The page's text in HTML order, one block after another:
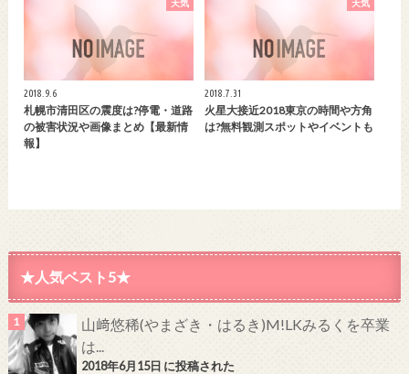
天気
2018.9.6
札幌市清田区の震度は?停電・道路
の被害状況や画像まとめ【最新情
報】
天気
2018.7.31
火星大接近2018東京の時間や方角
は?無料観測スポットやイベントも
★人気ベスト5★
山﨑悠稀(やまざき・はるき)M!LKみるくを卒業
は...
2018年6月15日 に投稿された